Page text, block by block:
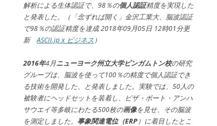
解析による生体認証で、98％の個人認証精度を実現した
と発表した。（「念ずれば開く」金沢工業大、脳波認証
で98％の認証精度を達成 2018年09月05日 12時01分更
新ASCII.jp x ビジネス ）
2016年4月ニューヨーク州立大学ビンガムトン校の研究
グループは、脳波を使って100％の精度で個人認証でき
る技術を開発した、と発表しました。実験では、50人の
被験者にヘッドセットを装着し、ピザ・ボート・アンハ
サウエイ等多岐にわたる500枚の画像を見せ、その脳波
を測定しました。 事象関連電位（ERP）に着目したとこ